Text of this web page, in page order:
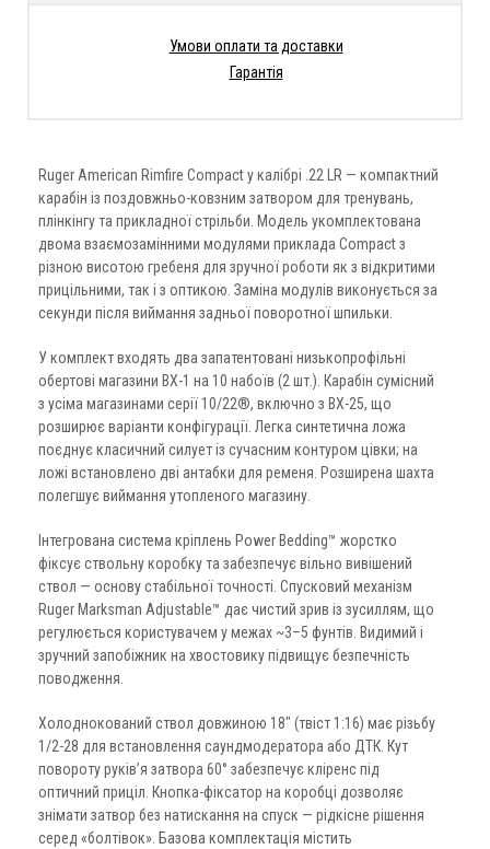
Ruger American Rimfire Compact у калібрі .22 LR — компактний
карабін із поздовжньо-ковзним затвором для тренувань,
плінкінгу та прикладної стрільби. Модель укомплектована
двома взаємозамінними модулями приклада Compact з
різною висотою гребеня для зручної роботи як з відкритими
прицільними, так і з оптикою. Заміна модулів виконується за
секунди після виймання задньої поворотної шпильки.
У комплект входять два запатентовані низькопрофільні
обертові магазини BX-1 на 10 набоїв (2 шт.). Карабін сумісний
з усіма магазинами серії 10/22®, включно з BX-25, що
розширює варіанти конфігурації. Легка синтетична ложа
поєднує класичний силует із сучасним контуром цівки; на
ложі встановлено дві антабки для ременя. Розширена шахта
полегшує виймання утопленого магазину.
Інтегрована система кріплень Power Bedding™ жорстко
фіксує ствольну коробку та забезпечує вільно вивішений
ствол — основу стабільної точності. Спусковий механізм
Ruger Marksman Adjustable™ дає чистий зрив із зусиллям, що
регулюється користувачем у межах ~3–5 фунтів. Видимий і
зручний запобіжник на хвостовику підвищує безпечність
поводження.
Холоднокований ствол довжиною 18″ (твіст 1:16) має різьбу
1/2-28 для встановлення саундмодератора або ДТК. Кут
повороту руків’я затвора 60° забезпечує кліренс під
оптичний приціл. Кнопка-фіксатор на коробці дозволяє
знімати затвор без натискання на спуск — рідкісне рішення
серед «болтівок». Базова комплектація містить
Умови оплати та доставки
Гарантія